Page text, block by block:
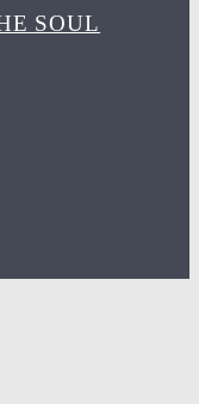
SOUL